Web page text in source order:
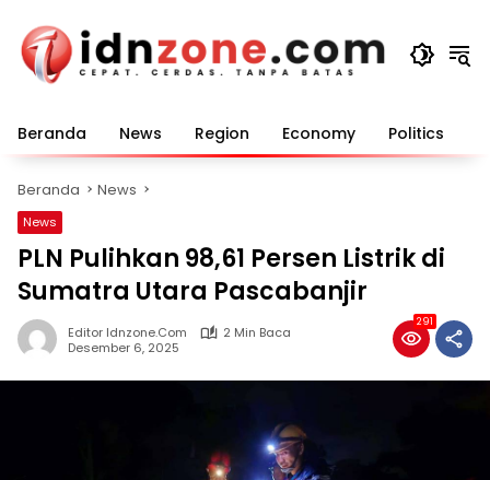
konten
Beranda News Region Economy Politics
Beranda News
News
PLN Pulihkan 98,61 Persen Listrik di
Sumatra Utara Pascabanjir
Editor Idnzone.com
2 Min Baca
Desember 6, 2025
291